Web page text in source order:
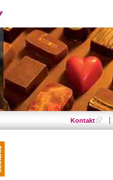
Kontakt